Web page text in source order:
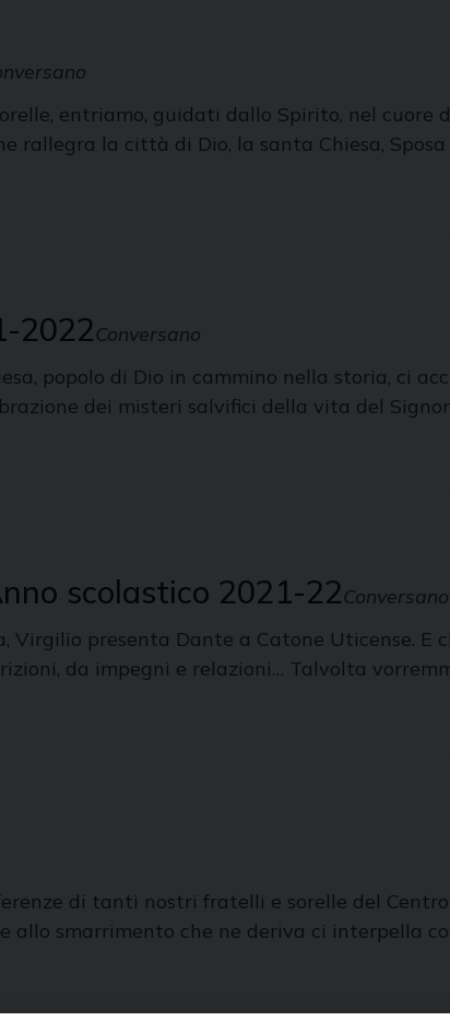
entriamo, guidati dallo Spirito, nel cuore
rallegra la città di Dio, la santa Chiesa,
2022Conversano
popolo di Dio in cammino nella storia, ci
dei misteri salvifici della vita del
scolastico 2021-22Conversano
Virgilio presenta Dante a Catone Uticense.
da impegni e relazioni… Talvolta
di tanti nostri fratelli e sorelle del
smarrimento che ne deriva ci interpella